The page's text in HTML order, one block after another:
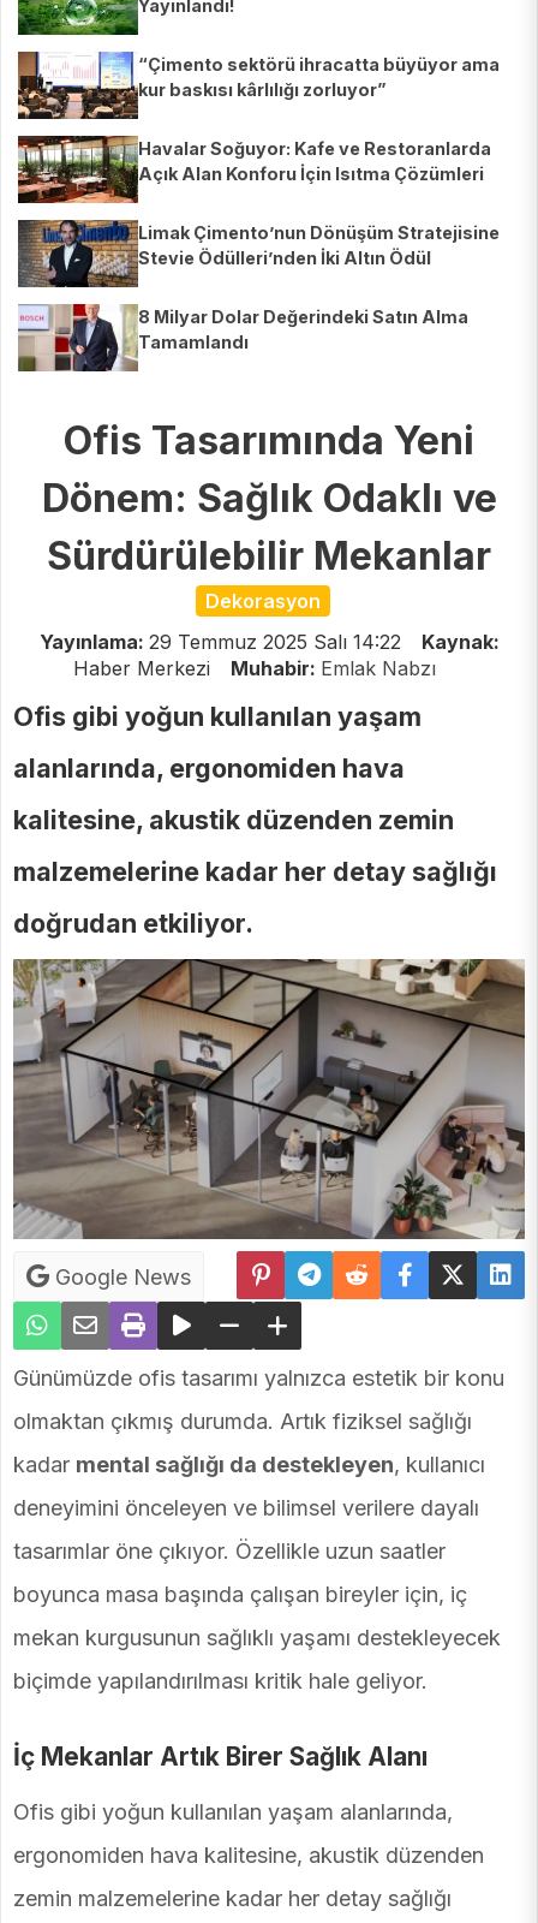
Yayınlandı!
“Çimento sektörü ihracatta büyüyor ama
kur baskısı kârlılığı zorluyor”
Havalar Soğuyor: Kafe ve Restoranlarda
Açık Alan Konforu İçin Isıtma Çözümleri
Limak Çimento’nun Dönüşüm Stratejisine
Stevie Ödülleri’nden İki Altın Ödül
8 Milyar Dolar Değerindeki Satın Alma
Tamamlandı
Ofis Tasarımında Yeni
Dönem: Sağlık Odaklı ve
Sürdürülebilir Mekanlar
Dekorasyon
Yayınlama: 29 Temmuz 2025 Salı 14:22
Kaynak:
Haber Merkezi
Muhabir: Emlak Nabzı
Ofis gibi yoğun kullanılan yaşam
alanlarında, ergonomiden hava
kalitesine, akustik düzenden zemin
malzemelerine kadar her detay sağlığı
doğrudan etkiliyor.
Google News
Günümüzde ofis tasarımı yalnızca estetik bir konu
olmaktan çıkmış durumda. Artık fiziksel sağlığı
kadar mental sağlığı da destekleyen, kullanıcı
deneyimini önceleyen ve bilimsel verilere dayalı
tasarımlar öne çıkıyor. Özellikle uzun saatler
boyunca masa başında çalışan bireyler için, iç
mekan kurgusunun sağlıklı yaşamı destekleyecek
biçimde yapılandırılması kritik hale geliyor.
İç Mekanlar Artık Birer Sağlık Alanı
Ofis gibi yoğun kullanılan yaşam alanlarında,
ergonomiden hava kalitesine, akustik düzenden
zemin malzemelerine kadar her detay sağlığı